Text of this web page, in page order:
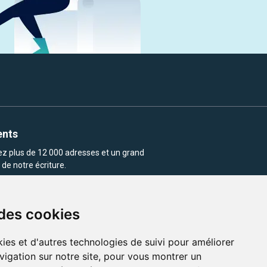
cookies
et d'autres technologies de suivi pour améliorer
sur notre site, pour vous montrer un
plus de 12 000 adresses et un grand
notre écriture.
et les images utilisés sur ce site